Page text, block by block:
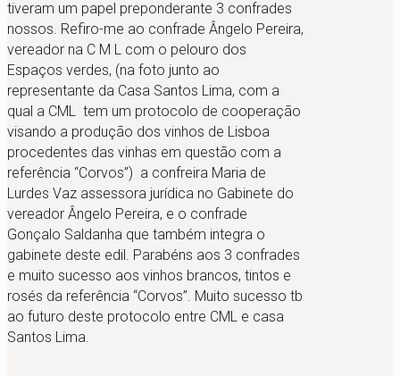
tiveram um papel preponderante 3 confrades
nossos. Refiro-me ao confrade Ângelo Pereira,
vereador na C M L com o pelouro dos
Espaços verdes, (na foto junto ao
representante da Casa Santos Lima, com a
qual a CML tem um protocolo de cooperação
visando a produção dos vinhos de Lisboa
procedentes das vinhas em questão com a
referência “Corvos”) a confreira Maria de
Lurdes Vaz assessora jurídica no Gabinete do
vereador Ângelo Pereira, e o confrade
Gonçalo Saldanha que também integra o
gabinete deste edil. Parabéns aos 3 confrades
e muito sucesso aos vinhos brancos, tintos e
rosés da referência “Corvos”. Muito sucesso tb
ao futuro deste protocolo entre CML e casa
Santos Lima.